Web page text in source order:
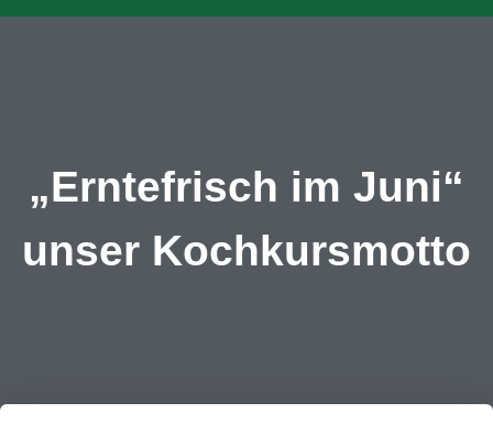
„Erntefrisch im Juni“
unser Kochkursmotto